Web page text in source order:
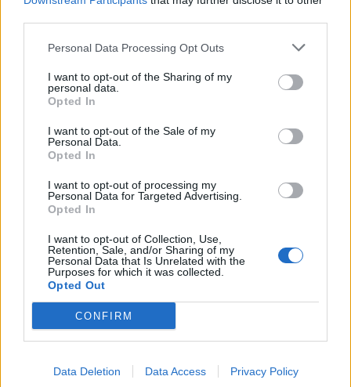
Personal Data Processing Opt Outs
I want to opt-out of the Sharing of my
personal data.
Opted In
I want to opt-out of the Sale of my
Personal Data.
Opted In
I want to opt-out of processing my
Personal Data for Targeted Advertising.
Opted In
I want to opt-out of Collection, Use,
Retention, Sale, and/or Sharing of my
Personal Data that Is Unrelated with the
Purposes for which it was collected.
Opted Out
CONFIRM
Data Deletion Data Access Privacy Policy
2026. augusztus 06., csütörtök